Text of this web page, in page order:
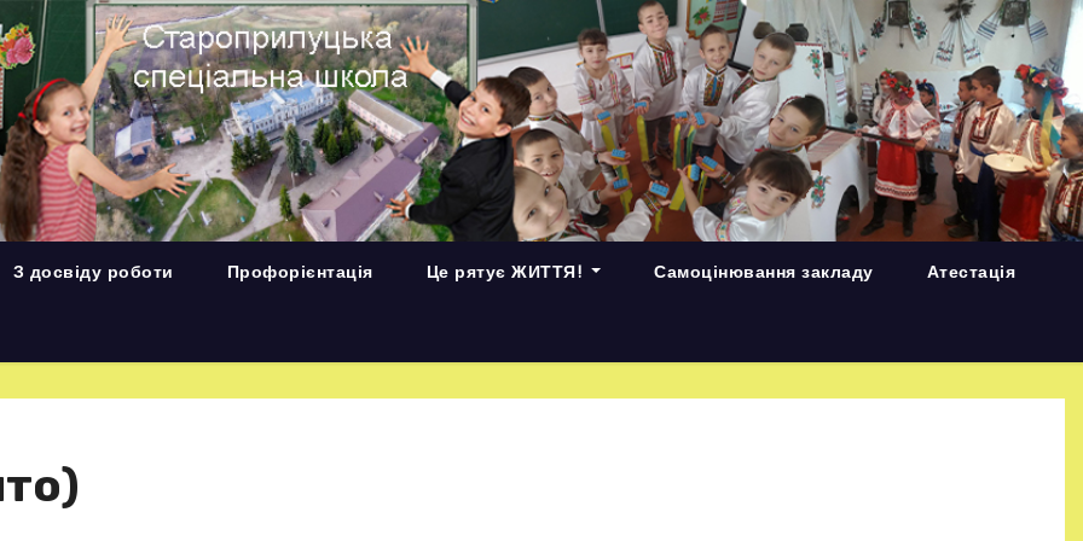
З досвіду роботи Профорієнтація Це рятує ЖИТТЯ! Самоцінювання закладу Атестація